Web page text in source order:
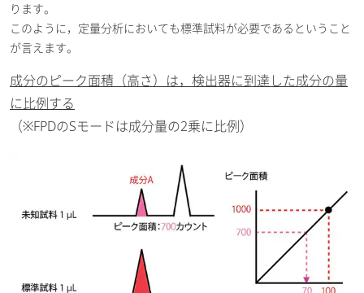
ります。
このように，定量分析においても標準試料が必要であるということ
が言えます。
成分のピーク面積（高さ）は，検出器に到達した成分の量
に比例する
（※FPDのSモードは成分量の2乗に比例）